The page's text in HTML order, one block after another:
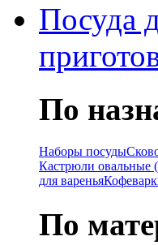
Посуда
По
Наборы посуды
Кастрюли овальные
для варенья
По